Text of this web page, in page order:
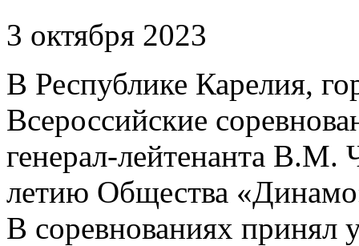
3 октября 2023
В Республике Карелия,
Всероссийские
генерал-лейтенанта
летию Общества
В соревнованиях принял